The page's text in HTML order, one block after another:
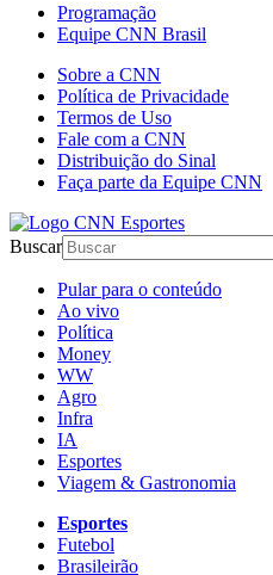
Programação
Equipe CNN Brasil
Sobre a CNN
Política de Privacidade
Termos de Uso
Fale com a CNN
Distribuição do Sinal
Faça parte da Equipe CNN
Buscar
Pular para o conteúdo
Ao vivo
Política
Money
WW
Agro
Infra
IA
Esportes
Viagem & Gastronomia
Esportes
Futebol
Brasileirão